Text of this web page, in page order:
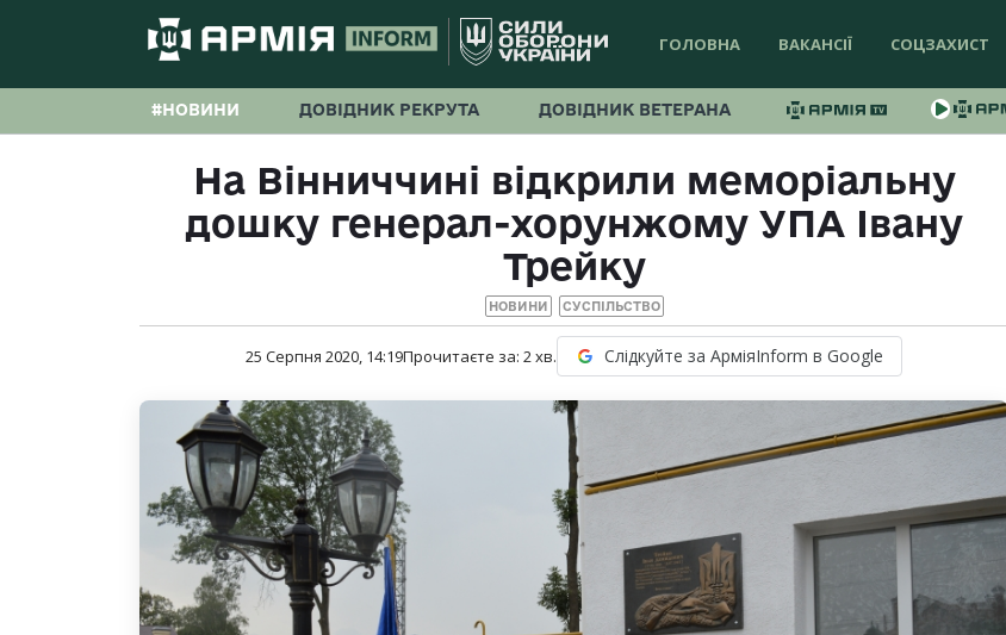
ГОЛОВНА ВАКАНСІЇ СОЦЗАХИСТ
#НОВИНИ ДОВІДНИК РЕКРУТА ДОВІДНИК ВЕТЕРАНА
На Вінниччині відкрили меморіальну
дошку генерал-хорунжому УПА Івану
Трейку
НОВИНИ СУСПІЛЬСТВО
25 Серпня 2020, 14:19Прочитаєте за: 2хв. Слідкуйте за АрміяInform в Google